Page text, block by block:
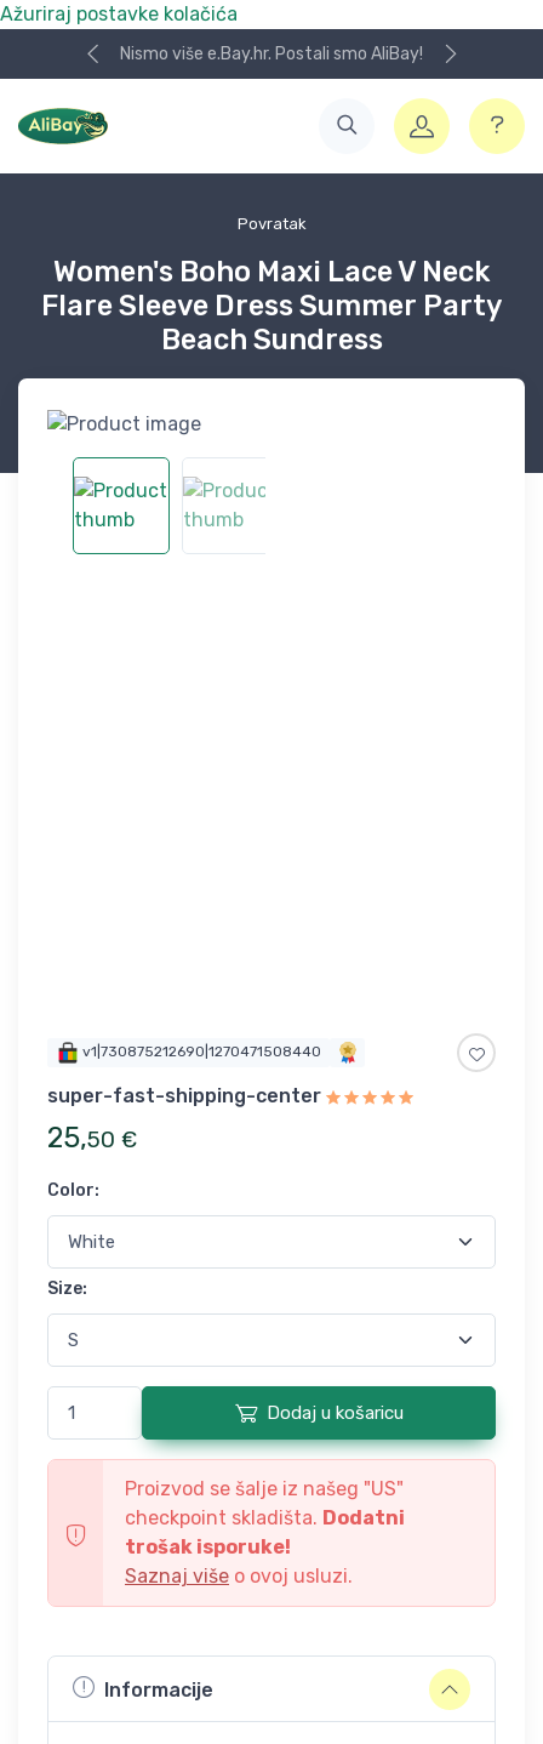
Ažuriraj postavke kolačića
Nismo više e.Bay.hr. Postali smo AliBay!
Povratak
Women's Boho Maxi Lace V Neck
Flare Sleeve Dress Summer Party
Beach Sundress
v1|730875212690|1270471508440
super-fast-shipping-center
25,50 €
Color:
Size:
Dodaj u košaricu
Proizvod se šalje iz našeg "US"
checkpoint skladišta. Dodatni
trošak isporuke!
Saznaj više o ovoj usluzi.
Informacije